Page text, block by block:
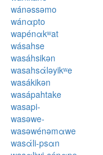
wánəssəmo
wánαpto
wapénαkʷat
wásahse
wasáhsikən
wasahsάləyikʷe
wasákikən
wasápahtake
wasapi-
wasəwe-
wasəwénəmαwe
wasάli-psαn